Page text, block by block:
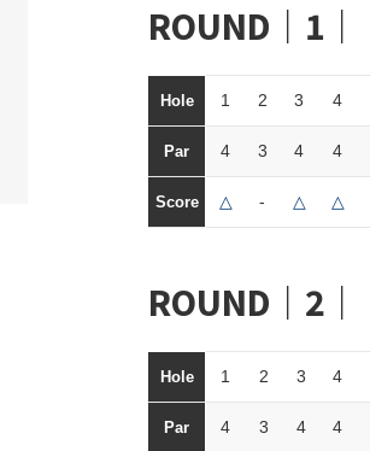
ROUND｜1｜
Hole 1 2 3 4
Par 4 3 4 4
Score △ - △ △
ROUND｜2｜
Hole 1 2 3 4
Par 4 3 4 4